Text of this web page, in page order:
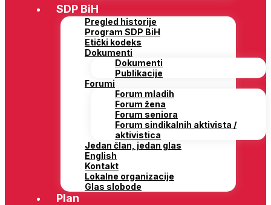
SDP BiH
Pregled historije
Program SDP BiH
Etički kodeks
Dokumenti
Dokumenti
Publikacije
Forumi
Forum mladih
Forum žena
Forum seniora
Forum sindikalnih aktivista /
aktivistica
Jedan član, jedan glas
English
Kontakt
Lokalne organizacije
Glas slobode
Plan